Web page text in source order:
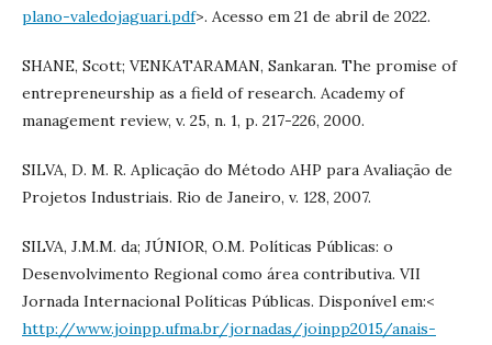
plano-valedojaguari.pdf>. Acesso em 21 de abril de 2022.
SHANE, Scott; VENKATARAMAN, Sankaran. The promise of
entrepreneurship as a field of research. Academy of
management review, v. 25, n. 1, p. 217-226, 2000.
SILVA, D. M. R. Aplicação do Método AHP para Avaliação de
Projetos Industriais. Rio de Janeiro, v. 128, 2007.
SILVA, J.M.M. da; JÚNIOR, O.M. Políticas Públicas: o
Desenvolvimento Regional como área contributiva. VII
Jornada Internacional Políticas Públicas. Disponível em:<
http://www.joinpp.ufma.br/jornadas/joinpp2015/anais-